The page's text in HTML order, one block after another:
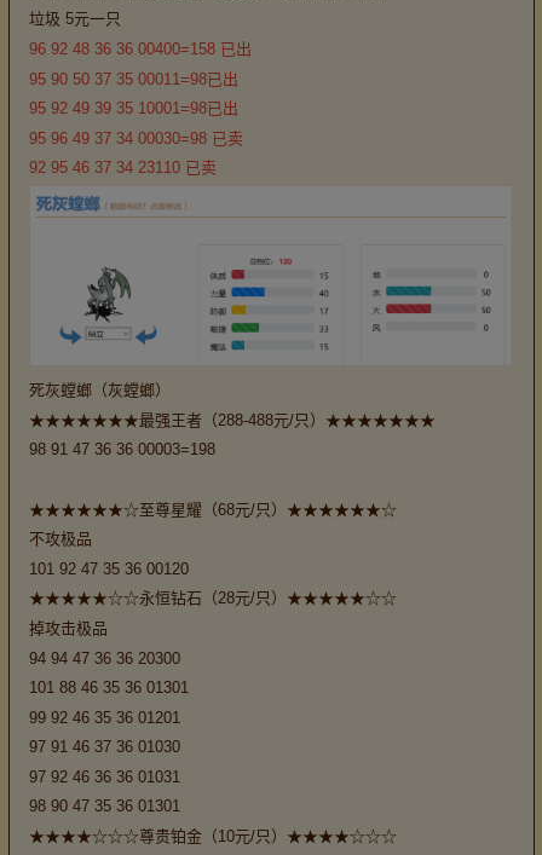
垃圾 5元一只
96 92 48 36 36 00400=158 已出
95 90 50 37 35 00011=98已出
95 92 49 39 35 10001=98已出
95 96 49 37 34 00030=98 已卖
92 95 46 37 34 23110 已卖
死灰螳螂（灰螳螂）
★★★★★★★最强王者（288-488元/只）★★★★★★★
98 91 47 36 36 00003=198
★★★★★★☆至尊星耀（68元/只）★★★★★★☆
不攻极品
101 92 47 35 36 00120
★★★★★☆☆永恒钻石（28元/只）★★★★★☆☆
掉攻击极品
94 94 47 36 36 20300
101 88 46 35 36 01301
99 92 46 35 36 01201
97 91 46 37 36 01030
97 92 46 36 36 01031
98 90 47 35 36 01301
★★★★☆☆☆尊贵铂金（10元/只）★★★★☆☆☆